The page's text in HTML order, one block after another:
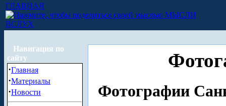
ГЛАВНАЯ
МЫСЛИ
ВСЛУХ
Навигация по
сайту
·Главная
·Материалы
·Новости Фотографии